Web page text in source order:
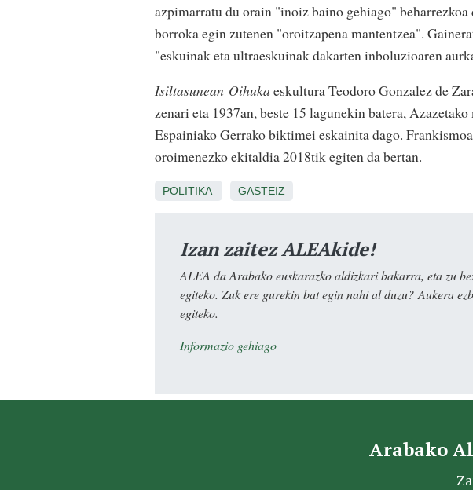
azpimarratu du orain "inoiz baino gehiago"
borroka egin zutenen "oroitzapena mantentzea".
"eskuinak eta ultraeskuinak dakarten inboluzioaren
Isiltasunean Oihuka eskultura Teodoro Gonzalez de
zenari eta 1937an, beste 15 lagunekin batera,
Espainiako Gerrako biktimei eskainita dago.
oroimenezko ekitaldia 2018tik egiten da bertan.
POLITIKA GASTEIZ
Izan zaitez ALEAkide!
ALEA da Arabako euskarazko aldizkari bakarra, eta zu
egiteko. Zuk ere gurekin bat egin nahi al duzu? Aukera
egiteko.
Informazio gehiago
Arabako